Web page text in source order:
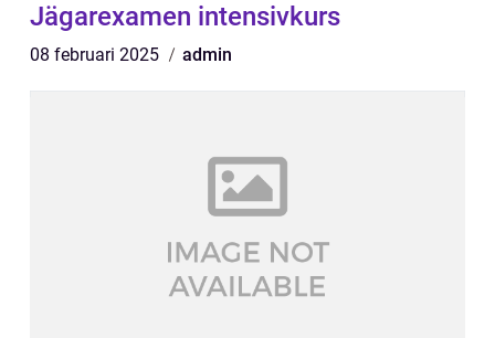
Jägarexamen intensivkurs
08 februari 2025 admin